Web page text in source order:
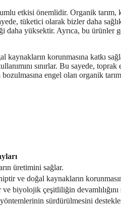
etkisi önemlidir. Organik tarım,
tüketici olarak bizler daha
yüksektir. Ayrıca, bu ürünler
kaynakların korunmasına katkı
sınırlar. Bu sayede,
engel olan organik
üretimini sağlar.
ve doğal kaynakların
biyolojik çeşitliliğin devamlılığını
sürdürülmesini